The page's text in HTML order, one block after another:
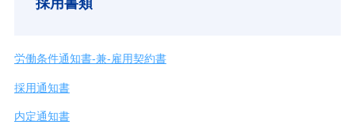
採用書類
労働条件通知書-兼-雇用契約書
採用通知書
内定通知書